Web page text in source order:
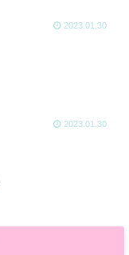
2023.01.30
2023.01.30